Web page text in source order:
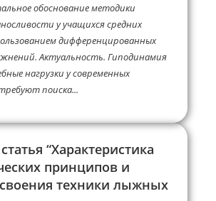
обоснование методики
у учащихся средних
дифференцированных
Актуальность. Гиподинамия
нагрузки у современных
поиска...
“Характеристика
принципов и
техники лыжных